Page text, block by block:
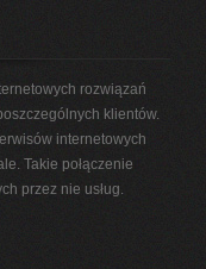
rozwiązań
klientów.
internetowych
Takie połączenie
przez nie usług.